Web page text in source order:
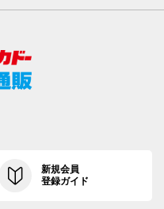
新規会員
登録ガイド